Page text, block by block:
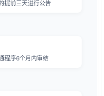
提前三天进行公告
程序6个月内审结